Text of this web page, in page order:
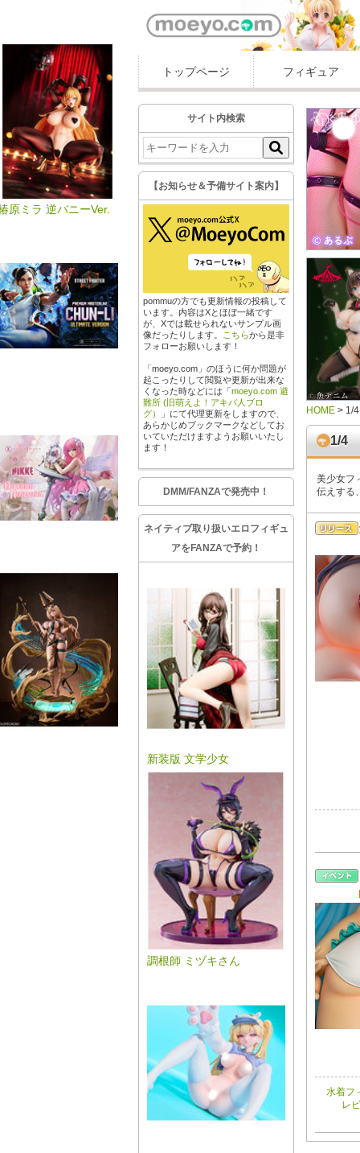
原ミラ 逆バニーVer.
トップページ フィギュア
サイト内検索
【お知らせ＆予備サイト案内】
pommuの方でも更新情報の投稿して
います。内容はXとほぼ一緒です
が、Xでは載せられないサンプル画
像だったりします。
こちらから是非
フォローお願いします！
「moeyo.com」のほうに何か問題が
起こったりして閲覧や更新が出来な
くなった時などには「moeyo.com 避
難所 (旧萌えよ！アキバ人ブロ
グ）
」にて代理更新をしますので、
あらかじめブックマークなどしてお
いていただけますようお願いいたし
ます！
DMM/FANZAで発売中！
ネイティブ取り扱いエロフィギュ
アをFANZAで予約！
新装版 文学少女
調根師 ミヅキさん
HOME > 1/4
1/4
美少女フ
伝えする
水着フ
レ